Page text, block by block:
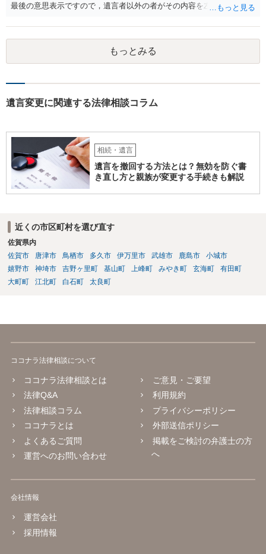
最後の意思表示ですので，遺言者以外の者がその内容を左右させるこ
とはできないのです。
もっとみる
遺言変更に関連する法律相談コラム
相続・遺言
遺言を撤回する方法とは？無効を防ぐ書
き直し方と親族が変更する手続きも解説
近くの市区町村を選び直す
佐賀県内
佐賀市
唐津市 鳥栖市 多久市 伊万里市 武雄市 鹿島市
小城市
嬉野市
神埼市 吉野ヶ里町 基山町 上峰町 みやき町 玄海町
有田町
大町町
江北町 白石町 太良町
ココナラ法律相談について
ココナラ法律相談とは
法律Q&A
法律相談コラム
ココナラとは
よくあるご質問
運営へのお問い合わせ
ご意見・ご要望
利用規約
プライバシーポリシー
外部送信ポリシー
掲載をご検討の弁護士の方
へ
会社情報
運営会社
採用情報